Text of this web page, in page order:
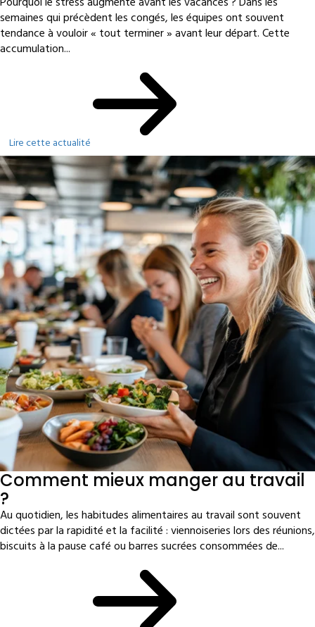
semaines qui précèdent les congés, les équipes ont souvent
tendance à vouloir « tout terminer » avant leur départ. Cette
accumulation...
Lire cette actualité
Comment mieux manger au travail
?
Au quotidien, les habitudes alimentaires au travail sont souvent
dictées par la rapidité et la facilité : viennoiseries lors des réunions,
biscuits à la pause café ou barres sucrées consommées de...